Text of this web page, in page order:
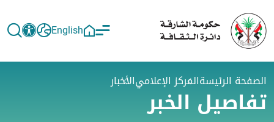
English
الصفحة الرئيسةالمركز الإعلاميالأخبار
تفاصيل الخبر